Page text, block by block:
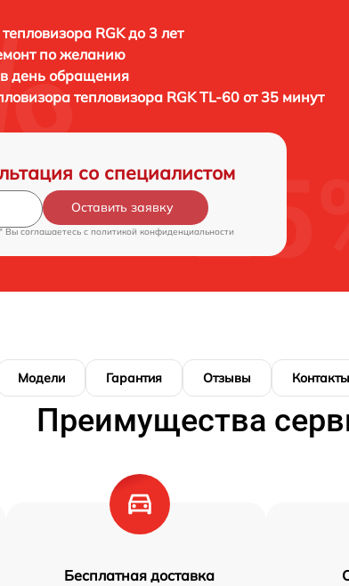
тепловизора RGK до 3 лет
по желанию
в день обращения
тепловизора RGK TL-60 от 35 минут
со специалистом
Оставить заявку
Вы соглашаетесь c политикой конфиденциальности
Модели Гарантия Отзывы Контакты
Преимущества
Бесплатная доставка